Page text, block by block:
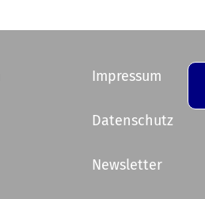
Impressum
Datenschutz
Newsletter